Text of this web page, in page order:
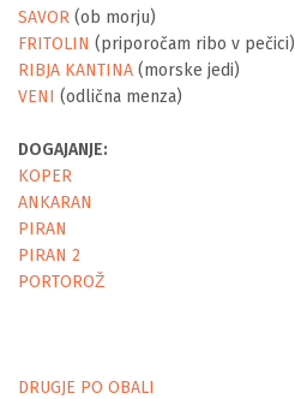
SAVOR (ob morju)
FRITOLIN (priporočam ribo v pečici)
RIBJA KANTINA (morske jedi)
VENI (odlična menza)
DOGAJANJE:
KOPER
ANKARAN
PIRAN
PIRAN 2
PORTOROŽ
DRUGJE PO OBALI